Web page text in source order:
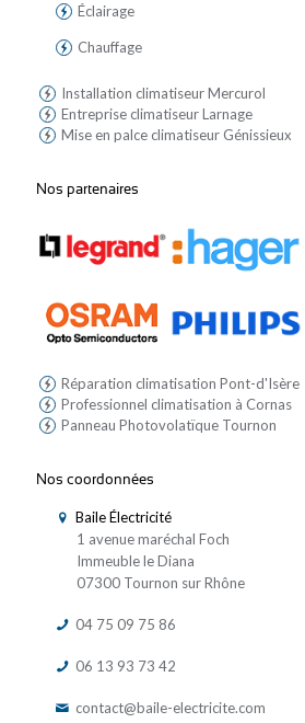
Éclairage
Chauffage
Installation climatiseur Mercurol
Entreprise climatiseur Larnage
Mise en palce climatiseur Génissieux
Nos partenaires
Réparation climatisation Pont-d'Isère
Professionnel climatisation à Cornas
Panneau Photovolatïque Tournon
Nos coordonnées
Baile Électricité
1 avenue maréchal Foch
Immeuble le Diana
07300 Tournon sur Rhône
04 75 09 75 86
06 13 93 73 42
contact@baile-electricite.com